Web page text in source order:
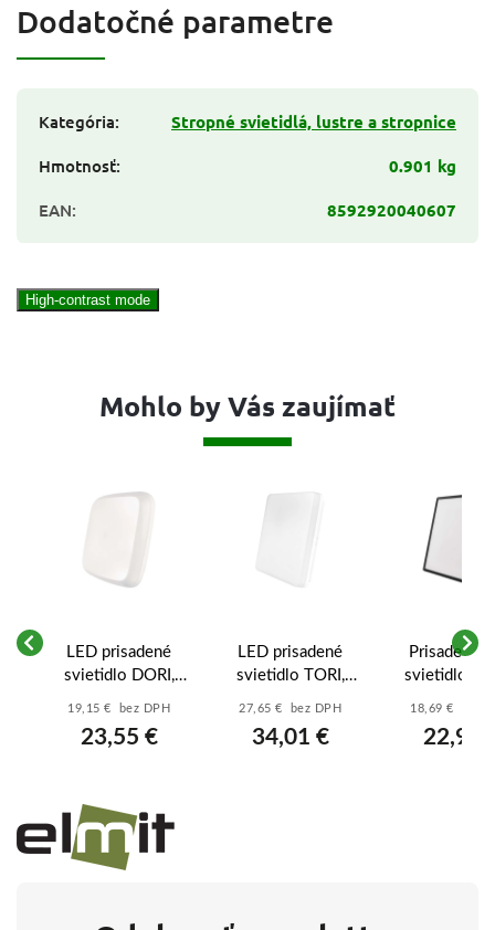
Dodatočné parametre
Kategória:
Stropné svietidlá, lustre a stropnice
Hmotnosť:
0.901 kg
EAN: 8592920040607
High-contrast mode
Mohlo by Vás zaujímať
LED prisadené
svietidlo DORI,
štvorcové b. 18W
ZM4313
19,15 € bez DPH
23,55 €
LED prisadené
svietidlo TORI,
štvorcové biele
IP54 - ZM4324
27,65 € bez DPH
34,01 €
Prisadené
svietidlo
efektom
18,69 € bez
22,99